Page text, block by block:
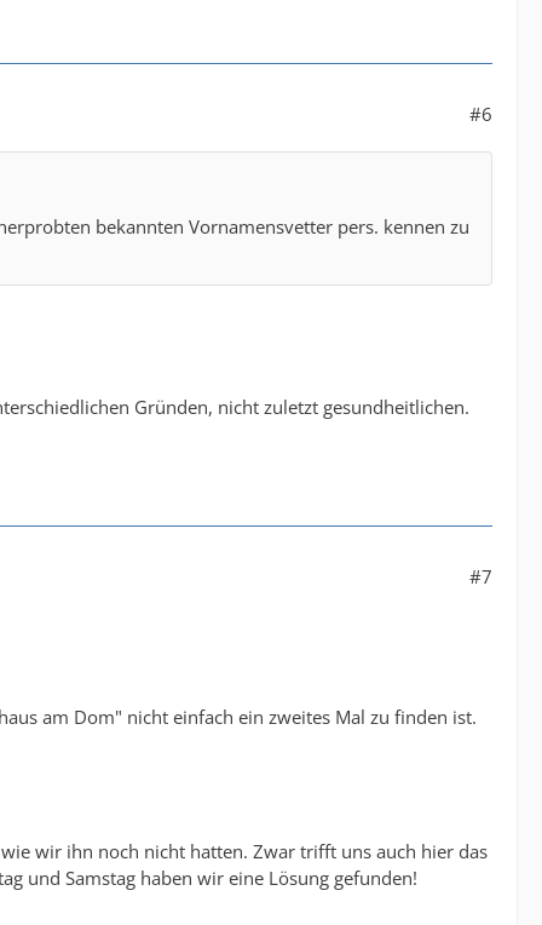
#6
bekannten Vornamensvetter pers. kennen zu
Gründen, nicht zuletzt gesundheitlichen.
#7
am Dom" nicht einfach ein zweites Mal zu finden ist.
wir ihn noch nicht hatten. Zwar trifft uns auch hier das
und Samstag haben wir eine Lösung gefunden!